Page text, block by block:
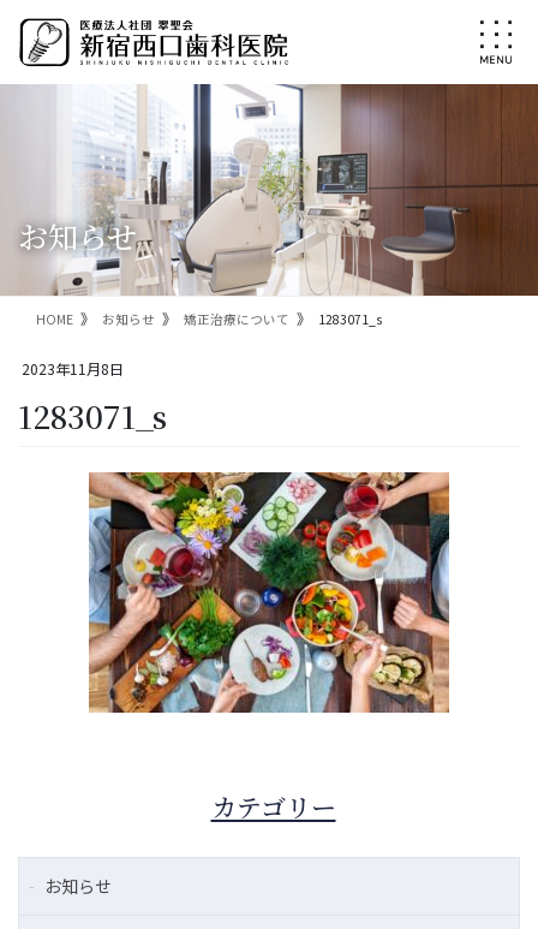
ン
ー
お知らせ
HOME お知らせ 矯正治療について 1283071_s
2023年11月8日
1283071_s
カテゴリー
お知らせ